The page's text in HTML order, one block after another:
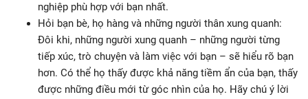
nghiệp phù hợp với bạn nhất.
Hỏi bạn bè, họ hàng và những người thân xung quanh:
Đôi khi, những người xung quanh – những người từng
tiếp xúc, trò chuyện và làm việc với bạn – sẽ hiểu rõ bạn
hơn. Có thể họ thấy được khả năng tiềm ẩn của bạn, thấy
được những điều mới từ góc nhìn của họ. Hãy chú ý lời